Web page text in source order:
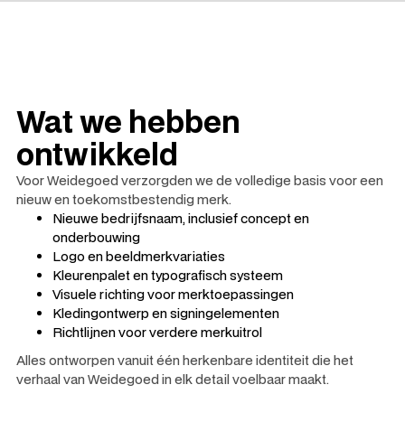
Wat we hebben
ontwikkeld
Voor Weidegoed verzorgden we de volledige basis voor een
nieuw en toekomstbestendig merk.
Nieuwe bedrijfsnaam, inclusief concept en
onderbouwing
Logo en beeldmerkvariaties
Kleurenpalet en typografisch systeem
Visuele richting voor merktoepassingen
Kledingontwerp en signingelementen
Richtlijnen voor verdere merkuitrol
Alles ontworpen vanuit één herkenbare identiteit die het
verhaal van Weidegoed in elk detail voelbaar maakt.